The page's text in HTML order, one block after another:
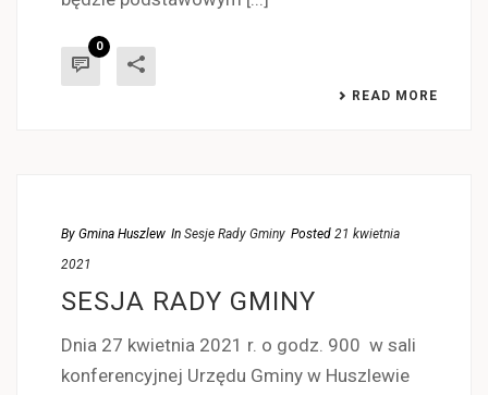
0
READ MORE
By Gmina Huszlew In Sesje Rady Gminy Posted 21 kwietnia
2021
SESJA RADY GMINY
Dnia 27 kwietnia 2021 r. o godz. 900 w sali
konferencyjnej Urzędu Gminy w Huszlewie